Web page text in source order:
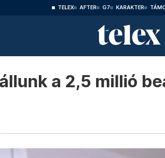
TELEX AFTER G7 KARAKTER
a 2,5 millió